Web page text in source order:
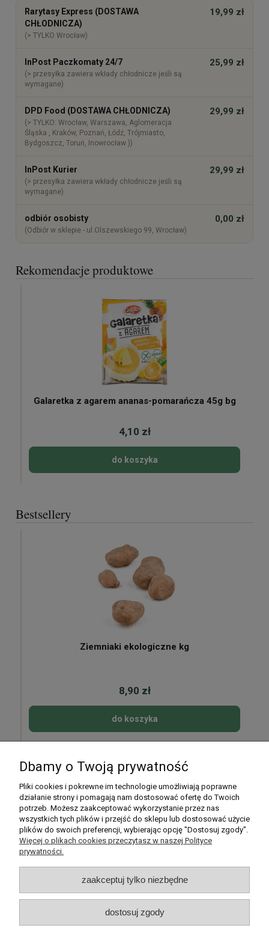
Cena nie zawiera ewentualnych kosztów płatności
Rarytasy Express (DOSTAWA
CHŁODNICZA)
(> TYLKO Wrocław)
19,99 zł
InPost Paczkomaty 24/7
(> przesyłka zawiera wkłady chłodnicze jeśli są
wymagane)
25,99 zł
DPD Food (DOSTAWA CHŁODNICZA)
(> TYLKO: Wrocław, Warszawa, Aglomeracja
Śląska , Kraków, Poznań, Łódź, Trójmiasto,
Bydgoszcz, Toruń, Inowrocław ))
29,99 zł
InPost Kurier
(> przesyłka zawiera wkłady chłodnicze jeśli są
wymagane)
29,99 zł
odbiór osobisty
(Odbiór w sklepie - ul.Olszewskiego 99, Wrocław)
0,00 zł
Rekomendacje produktowe
Galaretka z agarem ananas-pomarańcza 45g bg
4,10 zł
do koszyka
Bestsellery
Ziemniaki ekologiczne kg
8,90 zł
do koszyka
Moje konto
Płatności i dostawa
Informacje
O nas
Dbamy o Twoją prywatność
Pliki cookies i pokrewne im technologie umożliwiają poprawne
działanie strony i pomagają nam dostosować ofertę do Twoich
potrzeb. Możesz zaakceptować wykorzystanie przez nas
wszystkich tych plików i przejść do sklepu lub dostosować użycie
plików do swoich preferencji, wybierając opcję "Dostosuj zgody".
Więcej o plikach cookies przeczytasz w naszej Polityce
prywatności.
zaakceptuj tylko niezbędne
dostosuj zgody